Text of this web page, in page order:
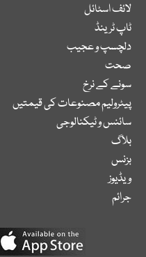
لائف اسٹائل
ٹاپ ٹرینڈ
دلچسپ و عجیب
صحت
سونے کے نرخ
پیٹرولیم مصنوعات کی قیمتیں
سائنس و ٹیکنالوجی
بلاگ
بزنس
ویڈیوز
جرائم